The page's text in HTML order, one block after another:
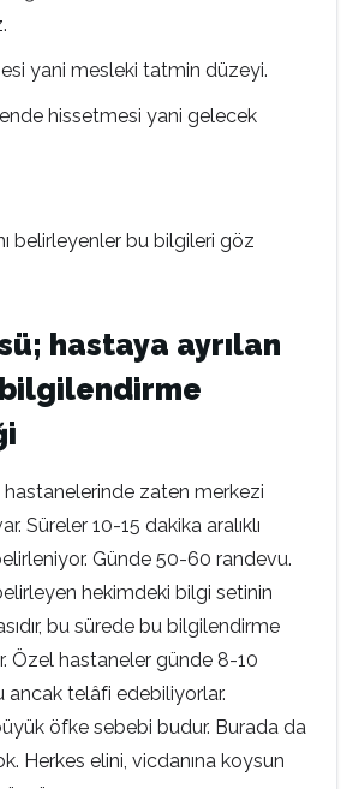
yani mesleki tatmin düzeyi.
hissetmesi yani gelecek
belirleyenler bu bilgileri göz
hastaya ayrılan
zaten merkezi
Süreler 10-15 dakika aralıklı
Günde 50-60 randevu.
hekimdeki bilgi setinin
bu sürede bu bilgilendirme
Özel hastaneler günde 8-10
ancak telâfi edebiliyorlar.
öfke sebebi budur. Burada da
Herkes elini, vicdanına koysun